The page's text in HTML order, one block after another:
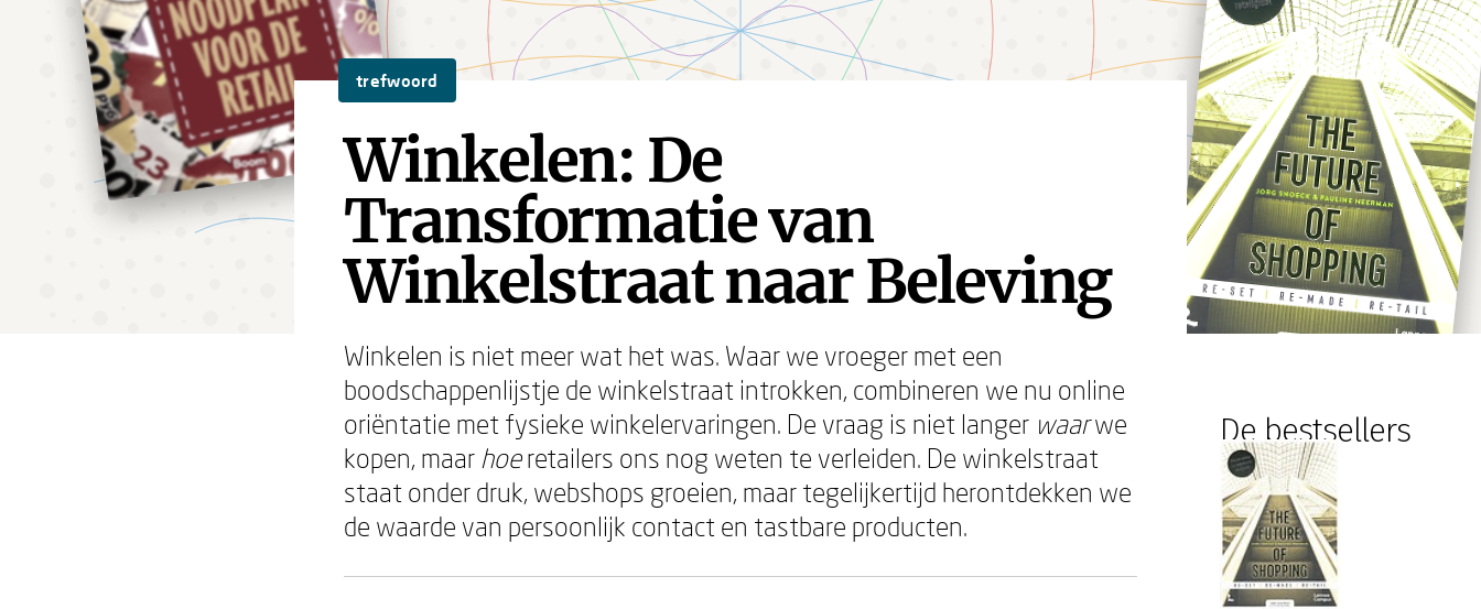
trefwoord
Winkelen: De
Transformatie van
Winkelstraat naar Beleving
Winkelen is niet meer wat het was. Waar we vroeger met een
boodschappenlijstje de winkelstraat introkken, combineren we nu online
oriëntatie met fysieke winkelervaringen. De vraag is niet langer waarwe
kopen, maar hoeretailers ons nog weten te verleiden. De winkelstraat
staat onder druk, webshops groeien, maar tegelijkertijd herontdekken we
de waarde van persoonlijk contact en tastbare producten.
De bestsellers